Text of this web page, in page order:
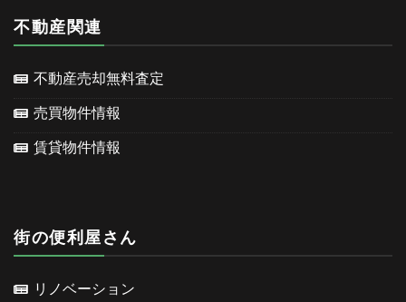
不動産関連
不動産売却無料査定
売買物件情報
賃貸物件情報
街の便利屋さん
リノベーション